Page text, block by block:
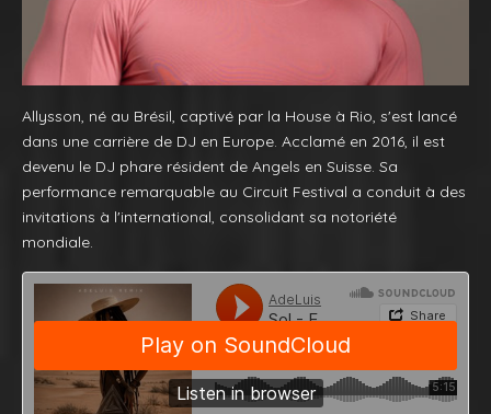
Allysson, né au Brésil, captivé par la House à Rio, s'est lancé
dans une carrière de DJ en Europe. Acclamé en 2016, il est
devenu le DJ phare résident de Angels en Suisse. Sa
performance remarquable au Circuit Festival a conduit à des
invitations à l'international, consolidant sa notoriété
mondiale.